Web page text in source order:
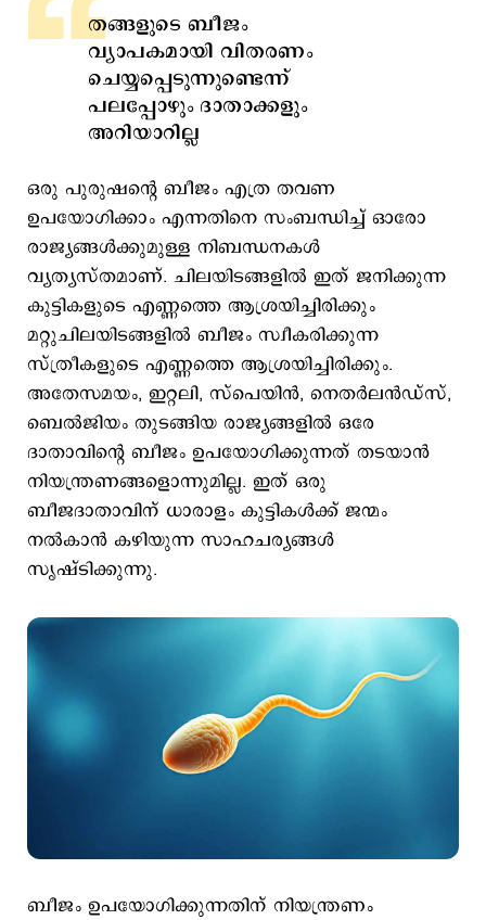
തങ്ങളുടെ ബീജം
വ്യാപകമായി വിതരണം
ചെയ്യപ്പെടുന്നുണ്ടെന്ന്
പലപ്പോഴും ദാതാക്കളും
അറിയാറില്ല
ഒരു പുരുഷന്റെ ബീജം എത്ര തവണ
ഉപയോഗിക്കാം എന്നതിനെ സംബന്ധിച്ച് ഓരോ
രാജ്യങ്ങള്‍ക്കുമുള്ള നിബന്ധനകള്‍
വ്യത്യസ്തമാണ്. ചിലയിടങ്ങളില്‍ ഇത് ജനിക്കുന്ന
കുട്ടികളുടെ എണ്ണത്തെ ആശ്രയിച്ചിരിക്കും
മറ്റുചിലയിടങ്ങളില്‍ ബീജം സ്വീകരിക്കുന്ന
സ്ത്രീകളുടെ എണ്ണത്തെ ആശ്രയിച്ചിരിക്കും.
അതേസമയം, ഇറ്റലി, സ്പെയിന്‍, നെതർലൻഡ്‌സ്,
ബെൽജിയം തുടങ്ങിയ രാജ്യങ്ങളില്‍ ഒരേ
ദാതാവിന്റെ ബീജം ഉപയോഗിക്കുന്നത് തടയാൻ
നിയന്ത്രണങ്ങളൊന്നുമില്ല. ഇത് ഒരു
ബീജദാതാവിന് ധാരാളം കുട്ടികൾക്ക് ജന്മം
നൽകാൻ കഴിയുന്ന സാഹചര്യങ്ങൾ
സൃഷ്ടിക്കുന്നു.
ബീജം ഉപയോഗിക്കുന്നതിന് നിയന്ത്രണം